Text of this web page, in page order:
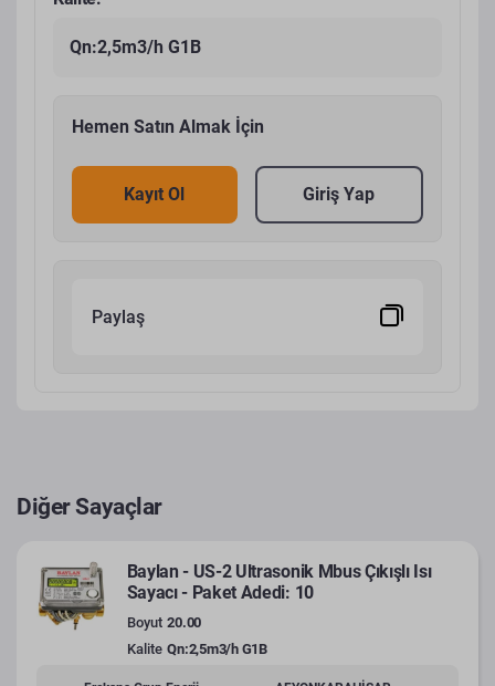
Qn:2,5m3/h G1B
Hemen Satın Almak İçin
Kayıt Ol Giriş Yap
Paylaş
Diğer Sayaçlar
Baylan - US-2 Ultrasonik Mbus Çıkışlı Isı
Sayacı - Paket Adedi: 10
Boyut 20.00
Kalite Qn:2,5m3/h G1B